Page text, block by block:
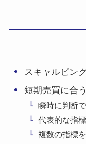
スキャルピン
短期売買に合
瞬時に判断
代表的な指
複数の指標